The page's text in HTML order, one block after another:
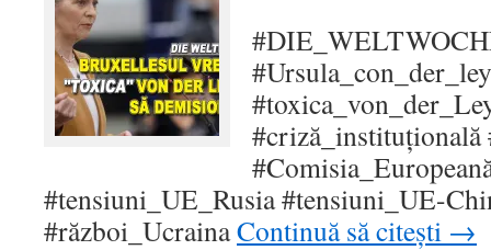
#criză_instituțională
#tensiuni_UE_Rusia #tensiuni_UE-
#război_UcrainaContinuă să citești →